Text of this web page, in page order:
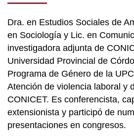
Dra. en Estudios Sociales de
en Sociología y Lic. en
investigadora adjunta de
Universidad Provincial de
Programa de Género de la
Atención de violencia laboral y
CONICET. Es conferencista,
extensionista y participó de
presentaciones en congresos.